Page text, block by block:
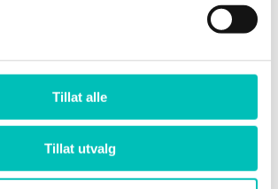
Tillat alle
Tillat utvalg